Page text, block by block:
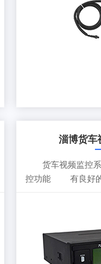
淄博货车
货车视频监控
控功能 有良好的